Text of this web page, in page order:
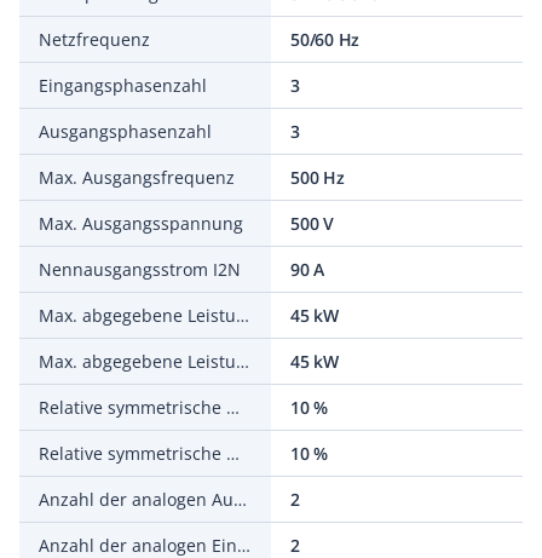
Netzfrequenz
50/60 Hz
Eingangsphasenzahl
3
Ausgangsphasenzahl
3
Max. Ausgangsfrequenz
500 Hz
Max. Ausgangsspannung
500 V
Nennausgangsstrom I2N
90 A
Max. abgegebene Leistung bei quadrat. Belastung bei Bemessungsausgangsspannung
45 kW
Max. abgegebene Leistung bei linearer Belastung bei Bemessungsausgangsspannung
45 kW
Relative symmetrische Netzfrequenztoleranz
10 %
Relative symmetrische Netzspannungstoleranz
10 %
Anzahl der analogen Ausgänge
2
Anzahl der analogen Eingänge
2